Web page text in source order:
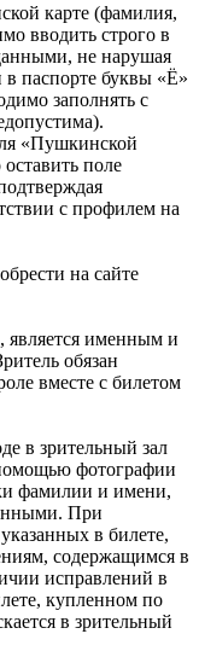
карте (фамилия,
вводить строго в
не нарушая
паспорте буквы «Ё»
заполнять с
«Пушкинской
поле
с профилем на
на сайте
является именным и
обязан
вместе с билетом
в зрительный зал
фотографии
фамилии и имени,
При
в билете,
содержащимся в
исправлений в
купленном по
в зрительный